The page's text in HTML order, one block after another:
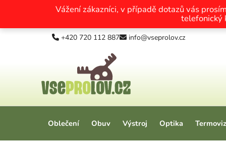
Přejít na obsah
Vážení zákazníci, v případě dotazů vás
telefonický
+420 720 112 887 info@vseprolov.cz
Oblečení Obuv Výstroj Optika